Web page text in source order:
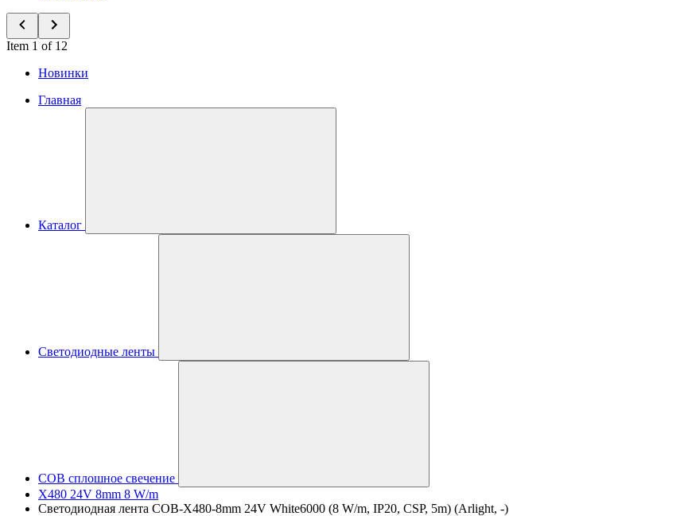
Item 1 of 12
Новинки
Главная
Каталог
Светодиодные ленты
COB сплошное свечение
X480 24V 8mm 8 W/m
Светодиодная лента COB-X480-8mm 24V White6000 (8 W/m, IP20, CSP, 5m) (Arlight, -)